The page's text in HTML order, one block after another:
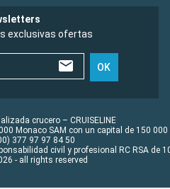
exclusivas ofertas
OK
crucero – CRUISELINE
Monaco SAM con un capital de 150 000
377 97 97 84 50
civil y profesional RC RSA de
- all rights reserved